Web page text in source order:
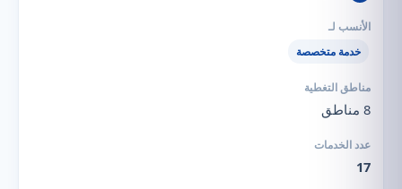
خدمة متخصصة
8 مناطق
17